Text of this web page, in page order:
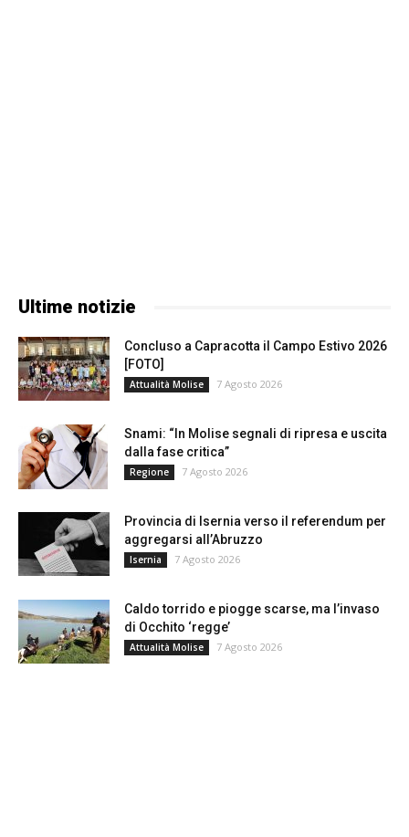
Ultime notizie
Concluso a Capracotta il Campo Estivo 2026
[FOTO]
Attualità Molise 7 Agosto 2026
Snami: “In Molise segnali di ripresa e uscita
dalla fase critica”
Regione 7 Agosto 2026
Provincia di Isernia verso il referendum per
aggregarsi all’Abruzzo
Isernia 7 Agosto 2026
Caldo torrido e piogge scarse, ma l’invaso
di Occhito ‘regge’
Attualità Molise 7 Agosto 2026